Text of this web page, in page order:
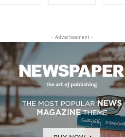
- Advertisement -